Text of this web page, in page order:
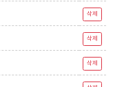
삭제
삭제
삭제